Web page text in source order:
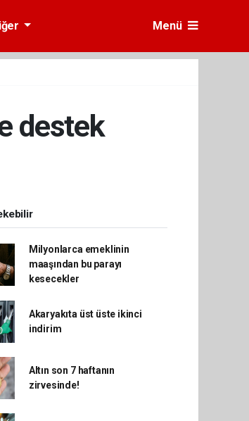
Menü
destek
Milyonlarca emeklinin
maaşından bu parayı
kesecekler
Akaryakıta üst üste ikinci
indirim
Altın son 7 haftanın
zirvesinde!